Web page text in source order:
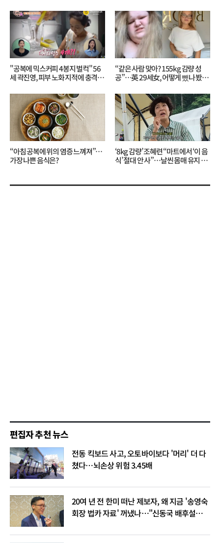
"공복에 믹스커피 4봉지 벌컥" 56
세 곽진영, 피부 노화 지적에 충격…
“같은 사람 맞아? 155kg 감량 성
공”…英 29세女, 어떻게 뺐나 봤더
“아침 공복에 위의 염증 느껴져”…
가장 나쁜 음식은?
‘8kg 감량’ 조혜련 “마트에서 ‘이 음
식’ 절대 안 사”…날씬 몸매 유지 비
편집자 추천 뉴스
전동 킥보드 사고, 오토바이보다 '머리' 더 다
쳤다…뇌손상 위험 3.45배
20여 년 전 한미 떠난 제보자, 왜 지금 '송영숙
회장 법카 자료' 꺼냈나…"신동국 배후설은